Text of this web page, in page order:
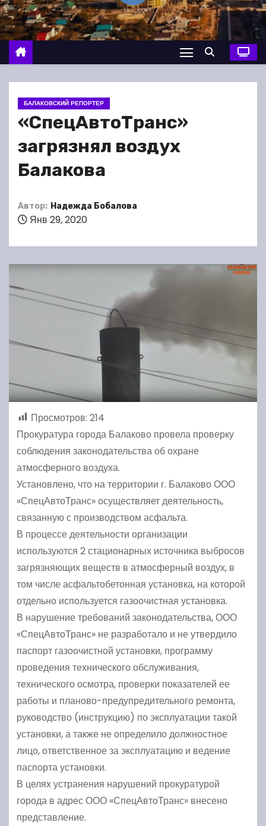
о
м
у
БАЛАКОВСКИЙ РЕПОРТЕР
«СпецАвтоТранс»
загрязнял воздух
Балакова
Автор: Надежда Бобалова
Янв 29, 2020
Просмотров: 214
Прокуратура города Балаково провела проверку
соблюдения законодательства об охране
атмосферного воздуха.
Установлено, что на территории г. Балаково ООО
«СпецАвтоТранс» осуществляет деятельность,
связанную с производством асфальта.
В процессе деятельности организации
используются 2 стационарных источника выбросов
загрязняющих веществ в атмосферный воздух, в
том числе асфальтобетонная установка, на которой
отдельно используется газоочистная установка.
В нарушение требований законодательства, ООО
«СпецАвтоТранс» не разработало и не утвердило
паспорт газоочистной установки, программу
проведения технического обслуживания,
технического осмотра, проверки показателей ее
работы и планово-предупредительного ремонта,
руководство (инструкцию) по эксплуатации такой
установки, а также не определило должностное
лицо, ответственное за эксплуатацию и ведение
паспорта установки.
В целях устранения нарушений прокуратурой
города в адрес ООО «СпецАвтоТранс» внесено
представление.